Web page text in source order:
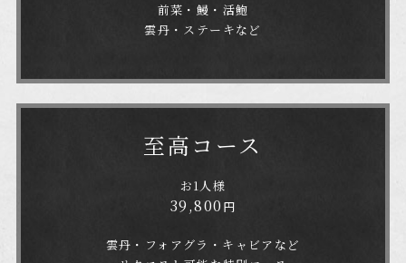
前菜・鰻・活鮑
雲丹・ステーキなど
至高コース
お1人様
39,800 円
雲丹・フォアグラ・キャビアなど